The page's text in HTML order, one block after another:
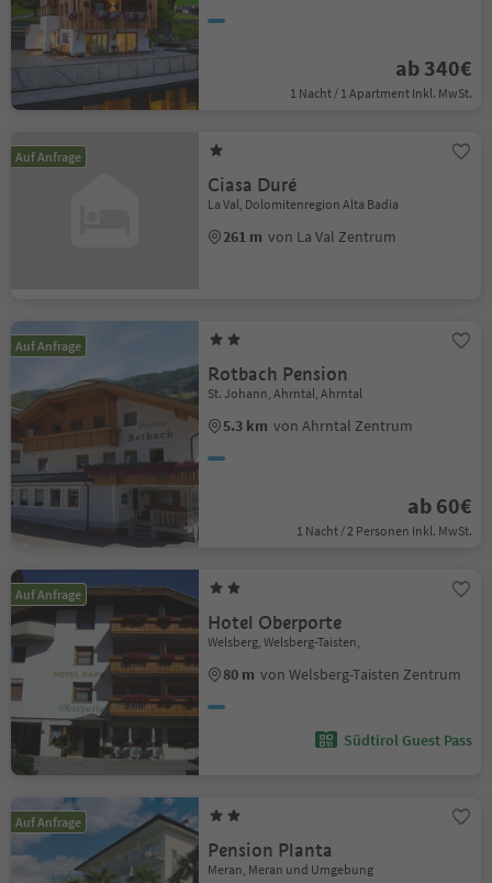
ab 340€
1 Nacht / 1 Apartment Inkl. MwSt.
Auf Anfrage
Ciasa Duré
La Val, Dolomitenregion Alta Badia
261 m von La Val Zentrum
Auf Anfrage
Rotbach Pension
St. Johann, Ahrntal, Ahrntal
5.3 km von Ahrntal Zentrum
ab 60€
1 Nacht / 2 Personen Inkl. MwSt.
Auf Anfrage
Hotel Oberporte
Welsberg, Welsberg-Taisten,
80 m von Welsberg-Taisten Zentrum
Südtirol Guest Pass
Auf Anfrage
Pension Planta
Meran, Meran und Umgebung